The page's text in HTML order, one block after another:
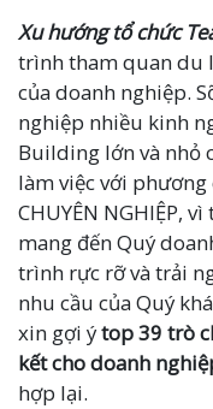
Xu hướng tổ chức
trình tham quan du
của doanh nghiệp.
nghiệp nhiều kinh
Building lớn và nhỏ
làm việc với phương
CHUYÊN NGHIỆP,
mang đến Quý
trình rực rỡ và trải
nhu cầu của Quý
xin gợi ýtop 39 trò
kết cho doanh
hợp lại.